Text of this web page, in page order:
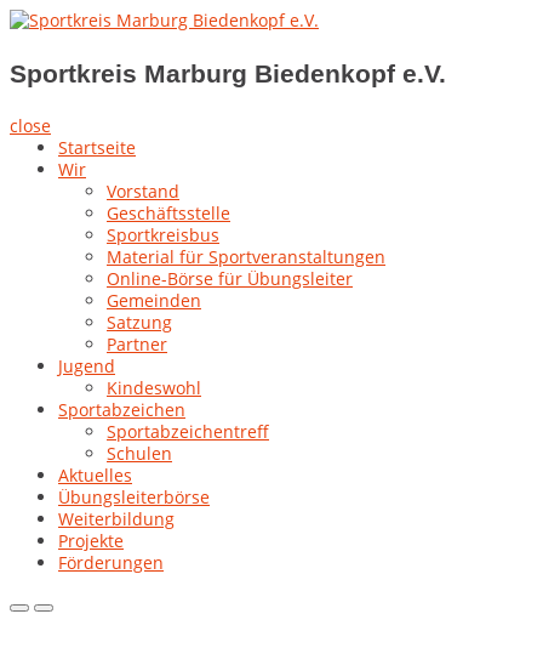
Skip
content
Sportkreis Marburg Biedenkopf e.V.
Sportkreis Marburg Biedenkopf e.V.
close
Startseite
Wir
Vorstand
Geschäftsstelle
Sportkreisbus
Material für Sportveranstaltungen
Online-Börse für Übungsleiter
Gemeinden
Satzung
Partner
Jugend
Kindeswohl
Sportabzeichen
Sportabzeichentreff
Schulen
Aktuelles
Übungsleiterbörse
Weiterbildung
Projekte
Förderungen
PrimaryPrimary